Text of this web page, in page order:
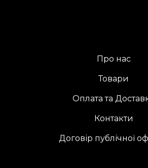
Про нас
Товари
Оплата та
Контакти
Договір публічної